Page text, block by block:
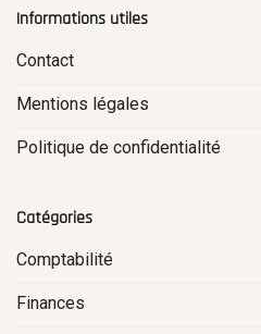
Informations utiles
Contact
Mentions légales
Politique de confidentialité
Catégories
Comptabilité
Finances